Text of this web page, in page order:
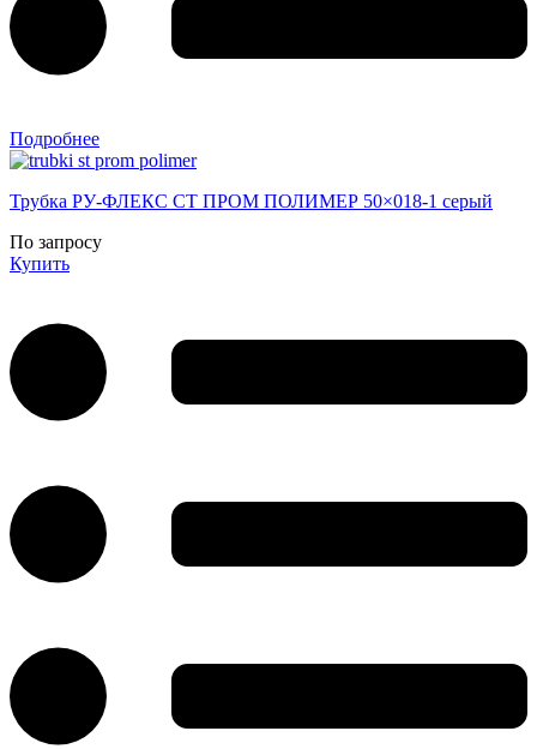
Подробнее
Трубка РУ-ФЛЕКС СТ ПРОМ ПОЛИМЕР 50×018-1 серый
По запросу
Купить